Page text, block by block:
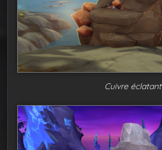
Cuivre éclatant